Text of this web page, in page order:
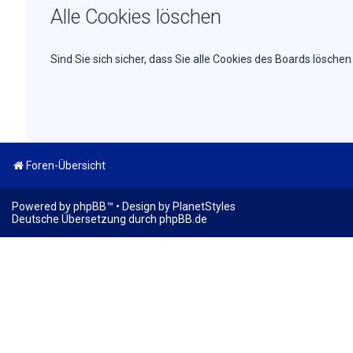
Alle Cookies löschen
Sind Sie sich sicher, dass Sie alle Cookies des Boards
Foren-Übersicht
Powered byphpBB™ • Design by PlanetStyles
Deutsche Übersetzung durch phpBB.de